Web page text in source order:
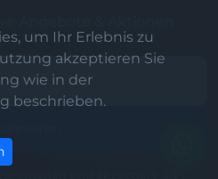
um Ihr Erlebnis zu
akzeptieren Sie
wie in der
beschrieben.